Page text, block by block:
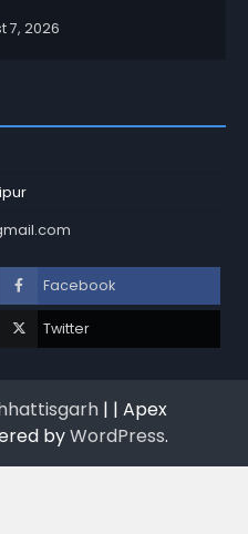
7, 2026
Facebook
Twitter
| | Apex
byWordPress.